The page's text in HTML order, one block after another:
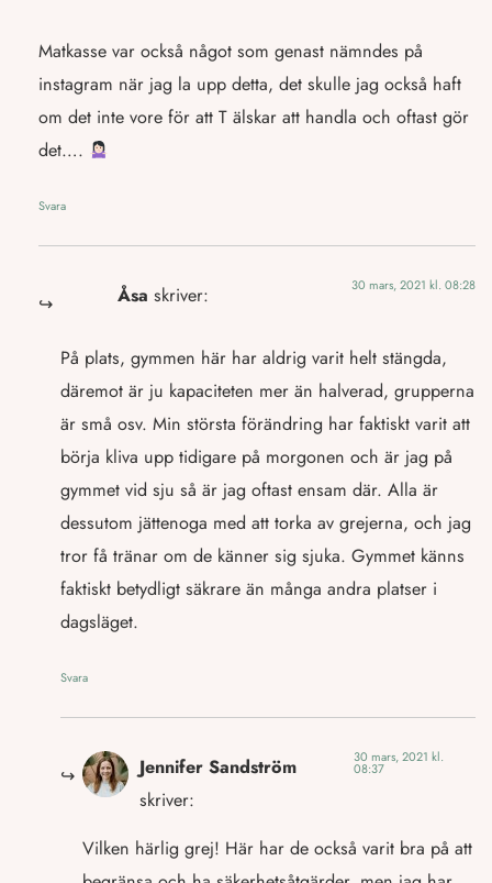
Matkasse var också något som genast nämndes på
instagram när jag la upp detta, det skulle jag också haft
om det inte vore för att T älskar att handla och oftast gör
det….
Svara
Åsa skriver: 30 mars, 2021 kl. 08:28
På plats, gymmen här har aldrig varit helt stängda,
däremot är ju kapaciteten mer än halverad, grupperna
är små osv. Min största förändring har faktiskt varit att
börja kliva upp tidigare på morgonen och är jag på
gymmet vid sju så är jag oftast ensam där. Alla är
dessutom jättenoga med att torka av grejerna, och jag
tror få tränar om de känner sig sjuka. Gymmet känns
faktiskt betydligt säkrare än många andra platser i
dagsläget.
Svara
Jennifer Sandström
skriver:
30 mars, 2021 kl.
08:37
Vilken härlig grej! Här har de också varit bra på att